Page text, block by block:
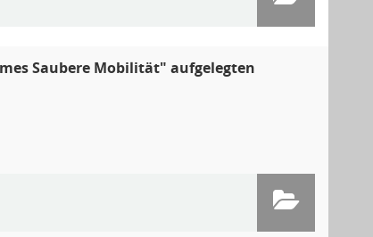
Saubere Mobilität" aufgelegten